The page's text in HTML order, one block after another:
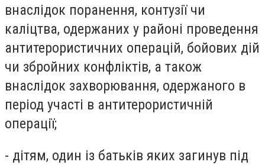
внаслідок поранення, контузії чи
каліцтва, одержаних у районі проведення
антитерористичних операцій, бойових дій
чи збройних конфліктів, а також
внаслідок захворювання, одержаного в
період участі в антитерористичній
операції;
- дітям, один із батьків яких загинув під